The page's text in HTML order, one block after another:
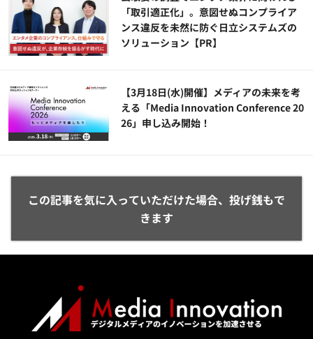
「取引適正化」。意図せぬコンプライア
ンス違反を未然に防ぐ日立システムズの
ソリューション​【PR】
【3月18日(水)開催】メディアの未来を考
える「Media Innovation Conference 20
26」申し込み開始！
この記事を気に入っていただけた場合、投げ銭もで
きます